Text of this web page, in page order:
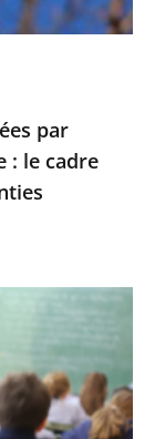
par
: le cadre